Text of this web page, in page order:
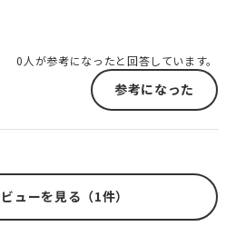
0人が参考になったと回答しています。
参考になった
ューを見る（1件）